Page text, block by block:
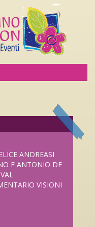
AL
26 SETTEMBRE
ANDREASI
E ANTONIO DE
VISIONI